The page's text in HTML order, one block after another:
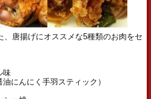
、唐揚げにオススメな5種類のお肉をセ
味
にんにく手羽スティック）